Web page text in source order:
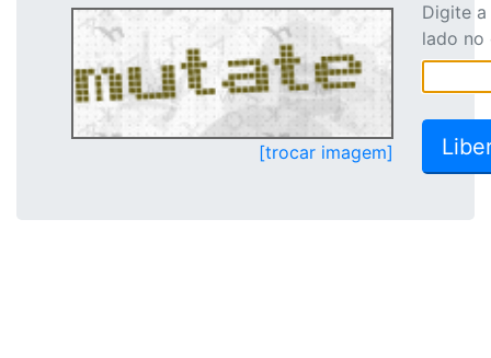
[trocar imagem]
Digite
lado no